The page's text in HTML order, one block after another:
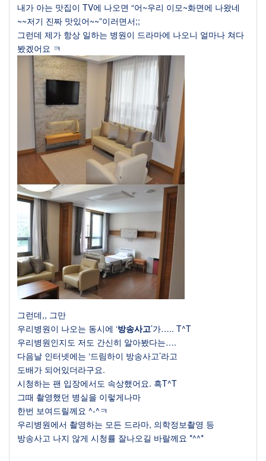
내가 아는 맛집이 TV에 나오면 “어~우리 이모~화면에 나왔네
~~저기 진짜 맛있어~~”이러면서;;
그런데 제가 항상 일하는 병원이 드라마에 나오니 얼마나 쳐다
봤겠어요 ㅋ
그런데,, 그만
우리병원이 나오는 동시에 ‘방송사고’가….. T^T
우리병원인지도 저도 간신히 알아봤다는….
다음날 인터넷에는 ‘드림하이 방송사고’라고
도배가 되어있더라구요.
시청하는 팬 입장에서도 속상했어요. 흑T^T
그때 촬영했던 병실을 이렇게나마
한번 보여드릴께요 ^-^ㅋ
우리병원에서 촬영하는 모든 드라마, 의학정보촬영 등
방송사고 나지 않게 시청률 잘나오길 바랄께요 *^^*